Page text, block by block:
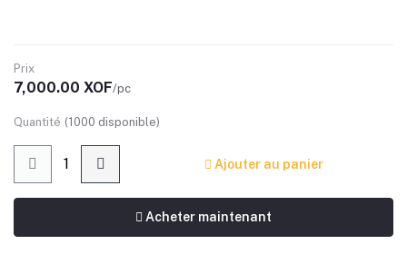
Prix
7,000.00 XOF/pc
Quantité (1000 disponible)
Ajouter au panier
Acheter maintenant